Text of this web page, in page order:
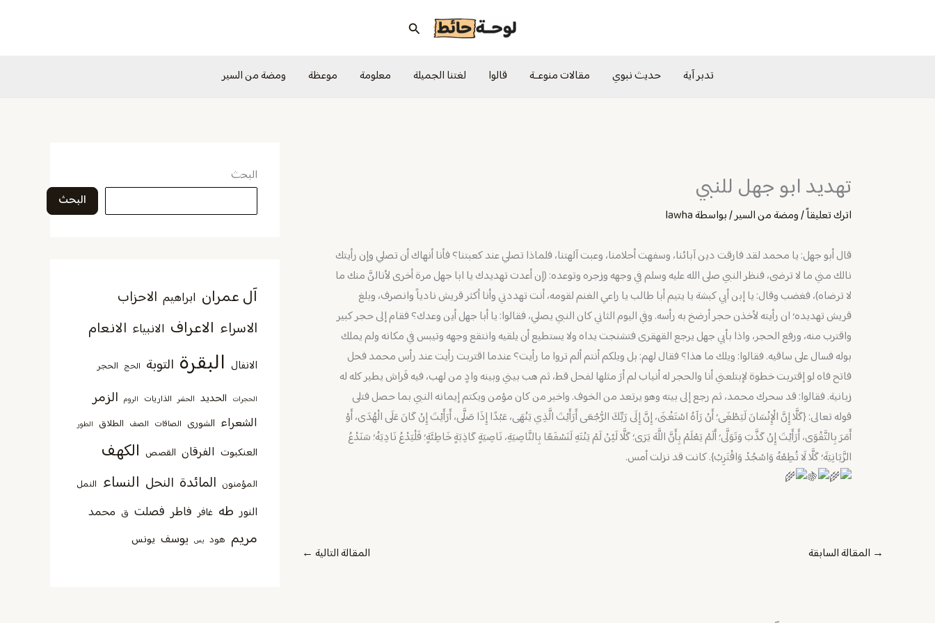
البحث
تدبر آية حديث نبوي مقالات منوعــة قالوا لغتنا الجميلة معلومة موعظة ومضة من السير
تهديد ابو جهل للنبي
اترك تعليقاً/ومضة من السير/ بواسطةlawha
قال أبو جهل: يا محمد لقد فارقت دين آبائنا، وسفهت أحلامنا، وعبت آلهتنا، فلماذا تصلي عند كعبتنا؟ فأنا أنهاك أن تصلي وإن رأيتك
نالك مني ما لا ترضى، فنظر النبي صلى الله عليه وسلم في وجهه وزجره وتوعده: (إن أعدت تهديدك يا ابا جهل مرة أخرى لأنالنَّ منك ما
لا ترضاه)، فغضب وقال: يا إبن أبي كبشة يا يتيم أبا طالب يا راعي الغنم لقومه، أنت تهددني وأنا أكثر قريش نادياً وانصرف، وبلغ
قريش تهديده؛ ان رأيته لأخذن حجر أرضخ به رأسه. وفي اليوم الثاني كان النبي يصلي، فقالوا: يا أبا جهل أين وعدك؟ فقام إلى حجر كبير
واقترب منه، ورفع الحجر، واذا بأبي جهل يرجع القهقرى فتشنجت يداه ولا يستطيع أن يلقيه وانتقع وجهه وتيبس في مكانه ولم يملك
بوله فسال على ساقيه. فقالوا: ويلك ما هذا؟ فقال لهم: بل ويلكم أنتم ألم تروا ما رأيت؟ عندما اقتربت رأيت عند رأس محمد فحل
فاتح فاه لو إقتربت خطوة لإبتلعني أنا والحجر له أنياب لم أرَ مثلها لفحل قط، ثم هب بيني وبينه وادٍ من لهب، فيه فَراش يطير كله له
زبانية. فقالوا: قد سحرك محمد، ثم رجع إلى بيته وهو يرتعد من الخوف. واخبر من كان مؤمن ويكتم إيمانه النبي بما حصل فتلى
قوله تعالى: {كَلَّا إِنَّ الْإِنْسَانَ لَيَطْغَى؛ أَنْ رَآهُ اسْتَغْنَى، إِنَّ إِلَى رَبِّكَ الرُّجْعَى أَرَأَيْتَ الَّذِي يَنْهَى، عَبْدًا إِذَا صَلَّى، أَرَأَيْتَ إِنْ كَانَ عَلَى الْهُدَى، أَوْ
أَمَرَ بِالتَّقْوَى، أَرَأَيْتَ إِنْ كَذَّبَ وَتَوَلَّى؛ أَلَمْ يَعْلَمْ بِأَنَّ اللَّهَ يَرَى؛ كَلَّا لَئِنْ لَمْ يَنْتَهِ لَنَسْفَعًا بِالنَّاصِيَةِ، نَاصِيَةٍ كَاذِبَةٍ خَاطِئَةٍ؛ فَلْيَدْعُ نَادِيَهُ؛ سَنَدْعُ
الزَّبَانِيَةَ؛ كَلَّا لَا تُطِعْهُ وَاسْجُدْ وَاقْتَرِبْ}. كانت قد نزلت أمس.
→ المقالة السابقة المقالة التالية ←
البحث
البحث
آل عمران ابراهيم الاحزاب
الاسراء الاعراف الانبياء الانعام
الانفال البقرة التوبة الحج الحجر
الحجرات الحديد الحشر الذاريات الروم الزمر
الشعراء الشورى الصافات الصف الطلاق الطور
العنكبوت الفرقان القصص الكهف
المؤمنون المائدة النحل النساء النمل
النور طه غافر فاطر فصلت ق محمد
مريم هود يس يوسف يونس